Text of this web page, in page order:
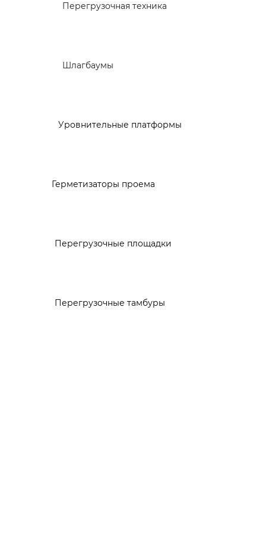
Перегрузочная техника
Шлагбаумы
Уровнительные платформы
Герметизаторы проема
Перегрузочные площадки
Перегрузочные тамбуры